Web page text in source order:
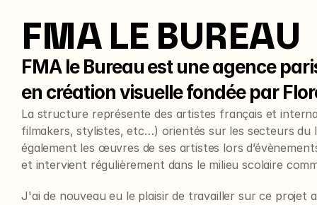
FMA LE BUREAU
FMA le Bureau est une agence
en création visuelle fondée par
La structure représente des artistes français et
filmakers, stylistes, etc…) orientés sur les secteurs du
également les œuvres de ses artistes lors
et intervient régulièrement dans le milieu scolaire
J'ai de nouveau eu le plaisir de travailler sur ce projet